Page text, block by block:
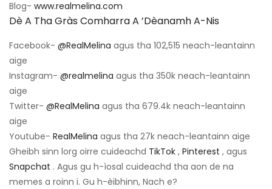
Blog- www.realmelina.com
Dè A Tha Gràs Comharra A ’dèanamh A-Nis
Facebook- @RealMelina agus tha 102,515 neach-leantainn
aige
Instagram- @realmelina agus tha 350k neach-leantainn
aige
Twitter- @RealMelina agus tha 679.4k neach-leantainn
aige
Youtube- RealMelina agus tha 27k neach-leantainn aige
Gheibh sinn lorg oirre cuideachd TikTok , Pinterest , agus
Snapchat . Agus gu h-ìosal cuideachd tha aon de na
memes a roinn i. Gu h-èibhinn, Nach e?